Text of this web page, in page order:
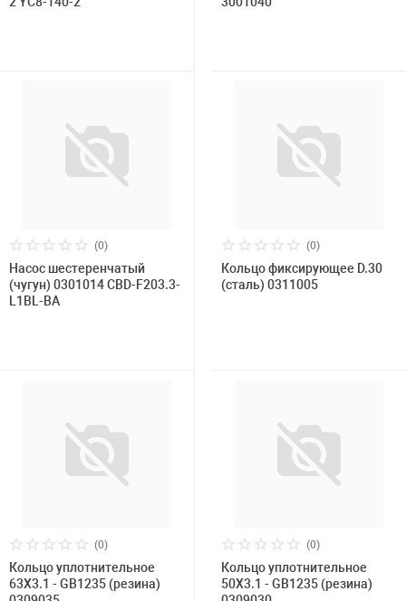
(0)
Насос шестеренчатый
(чугун) 0301014 CBD-F203.3-
L1BL-BA
(0)
Кольцо фиксирующее D.30
(сталь) 0311005
(0)
Кольцо уплотнительное
63X3.1 - GB1235 (резина)
(0)
Кольцо уплотнительное
50X3.1 - GB1235 (резина)